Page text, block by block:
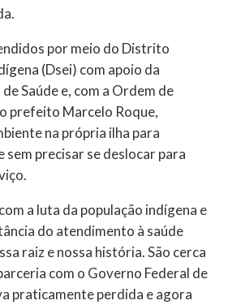
por meio do Distrito
(Dsei) com apoio da
Saúde e, com a Ordem de
prefeito Marcelo Roque,
na própria ilha para
sem precisar se deslocar para
a luta da população indígena e
do atendimento à saúde
raiz e nossa história. São cerca
com o Governo Federal de
praticamente perdida e agora